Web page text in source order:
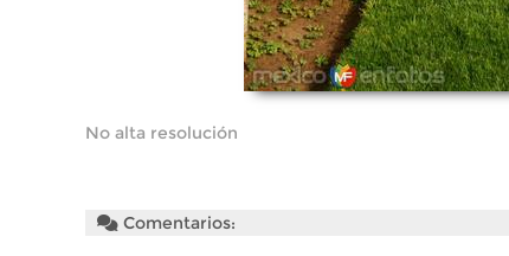
No alta resolución
Comentarios: